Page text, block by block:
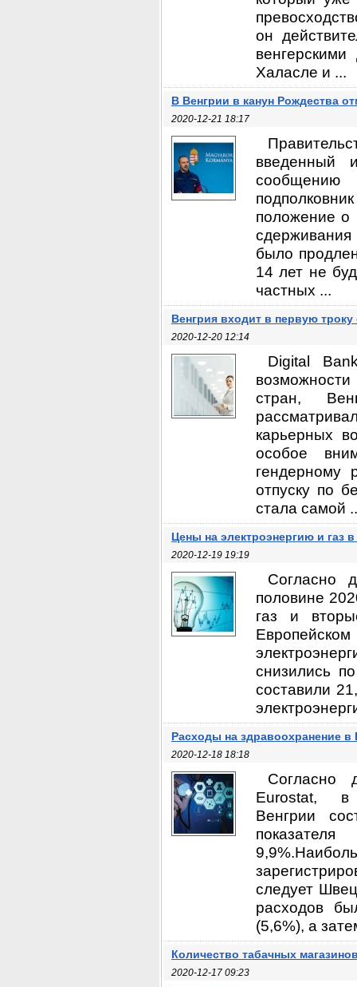
он
Халасле и ...
В Венгрии в канун Рождества
2020-12-21 18:17
введенный
сообщению
положение о
было
14 лет не
частных ...
Венгрия входит в первую
2020-12-20 12:14
Digital
стран,
карьерных
особое
гендерному
отпуску по
стала самой
Цены на электроэнергию и газ
2020-12-19 19:19
Согласно
половине
газ и
снизились
составили
Расходы на здравоохранение в
2020-12-18 18:18
Согласно
Eurostat,
Венгрии
следует
расходов
(5,6%), а
Количество табачных
2020-12-17 09:23